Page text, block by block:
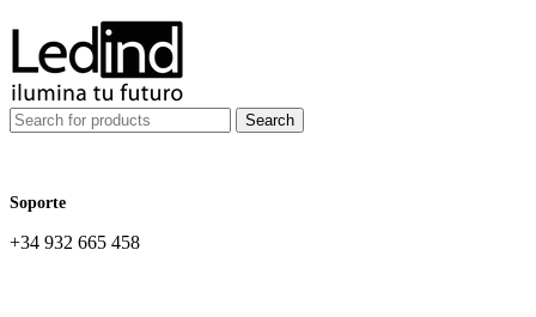
Search
Soporte
+34 932 665 458‬